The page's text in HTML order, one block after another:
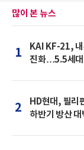
많이 본 뉴스
1
KAI KF-21, 내
진화…5.5세대
2
HD현대, 필리
하반기 방산 대